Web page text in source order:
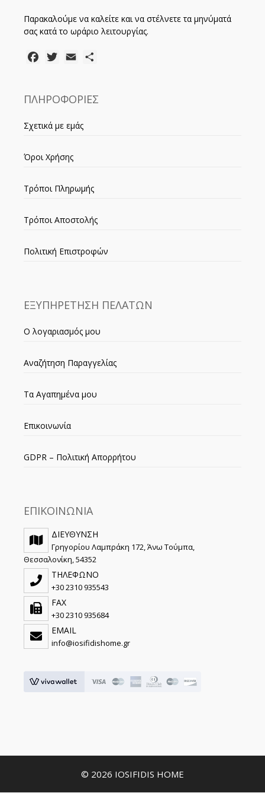
Παρακαλούμε να καλείτε και να στέλνετε τα μηνύματά
σας κατά το ωράριο λειτουργίας.
FacebookTwitter
Email
ΠΛΗΡΟΦΟΡΙΕΣ
Σχετικά με εμάς
Όροι Χρήσης
Τρόποι Πληρωμής
Τρόποι Αποστολής
Πολιτική Επιστροφών
ΕΞΥΠΗΡΕΤΗΣΗ ΠΕΛΑΤΩΝ
Ο λογαριασμός μου
Αναζήτηση Παραγγελίας
Τα Αγαπημένα μου
Επικοινωνία
GDPR – Πολιτική Απορρήτου
ΕΠΙΚΟΙΝΩΝΙΑ
ΔΙΕΥΘΥΝΣΗ
Γρηγορίου Λαμπράκη 172, Άνω Τούμπα,
Θεσσαλονίκη, 54352
ΤΗΛΕΦΩΝΟ
+30 2310 935543
FAX
+30 2310 935684
EMAIL
info@iosifidishome.gr
© 2026 IOSIFIDIS HOME